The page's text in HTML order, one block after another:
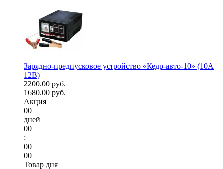
Зарядно-предпусковое устройство «Кедр-авто-10» (10A
12В)
2200.00 руб.
1680.00 руб.
Акция
00
дней
00
:
00
00
Товар дня